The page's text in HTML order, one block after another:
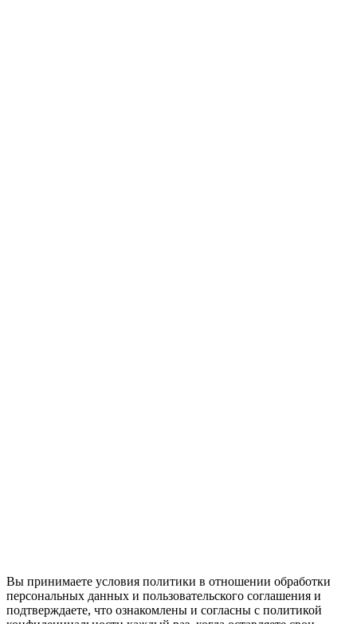
Вы принимаете условия политики в отношении обработки
персональных данных и пользовательского соглашения и
подтверждаете, что ознакомлены и согласны с политикой